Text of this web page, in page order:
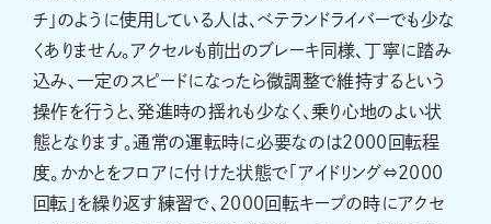
チ」のように使用している人は、ベテランドライバーでも少な
くありません。アクセルも前出のブレーキ同様、丁寧に踏み
込み、一定のスピードになったら微調整で維持するという
操作を行うと、発進時の揺れも少なく、乗り心地のよい状
態となります。通常の運転時に必要なのは2000回転程
度。かかとをフロアに付けた状態で「アイドリング⇔2000
回転」を繰り返す練習で、2000回転キープの時にアクセ